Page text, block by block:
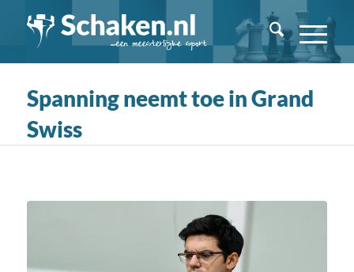
Spanning neemt toe in Grand
Swiss